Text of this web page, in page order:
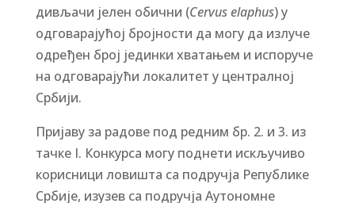
дивљачи јелен обични (Cervus elaphus) у
одговарајућој бројности да могу да излуче
одређен број јединки хватањем и испоруче
на одговарајући локалитет у централној
Србији.
Пријаву за радове под редним бр. 2. и 3. из
тачке I. Конкурса могу поднети искључиво
корисници ловишта са подручја Републике
Србије, изузев са подручја Аутономне